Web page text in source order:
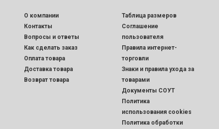
O компании
Контакты
Вопросы и ответы
Как сделать заказ
Оплата товара
Доставка товара
Возврат товара
Таблица размеров
Соглашение
пользователя
Правила интернет-
торговли
Знаки и правила ухода за
товарами
Документы СОУТ
Политика
использования cookies
Политика обработки